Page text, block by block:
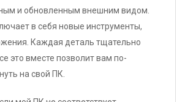
и обновленным внешним видом.
в себя новые инструменты,
Каждая деталь тщательно
это вместе позволит вам по-
на свой ПК.